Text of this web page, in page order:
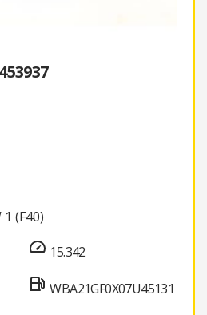
(F40)
15.342
WBA21GF0X07U45131